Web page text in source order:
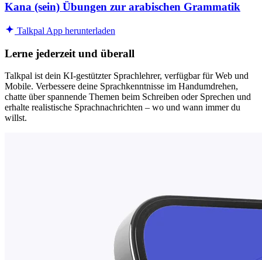
Kana (sein) Übungen zur arabischen Grammatik
Talkpal App herunterladen
Lerne jederzeit und überall
Talkpal ist dein KI-gestützter Sprachlehrer, verfügbar für Web und
Mobile. Verbessere deine Sprachkenntnisse im Handumdrehen,
chatte über spannende Themen beim Schreiben oder Sprechen und
erhalte realistische Sprachnachrichten – wo und wann immer du
willst.